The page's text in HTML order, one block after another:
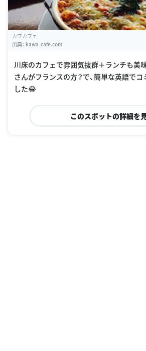
カワカフェ
出典： kawa-cafe.com
川床のカフェで雰囲気抜群＋ランチも美
さんがフランスの方？で、簡単な英語で
した😂
このスポットの詳細を